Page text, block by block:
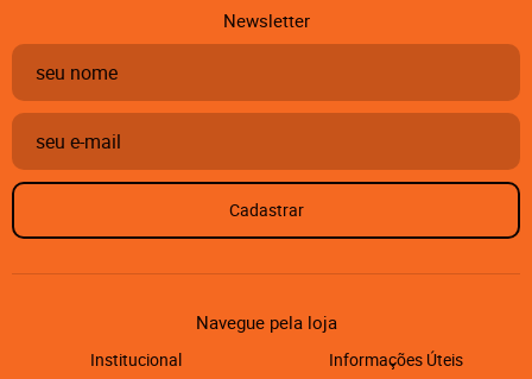
Newsletter
Cadastrar
Navegue pela loja
Institucional
Informações Úteis